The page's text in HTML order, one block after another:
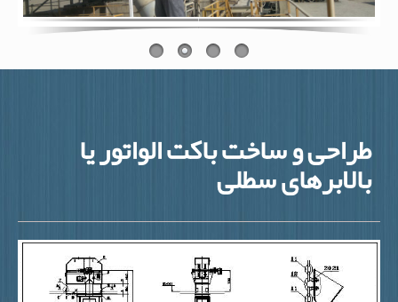
طراحی و ساخت باکت الواتور یا
بالابرهای سطلی